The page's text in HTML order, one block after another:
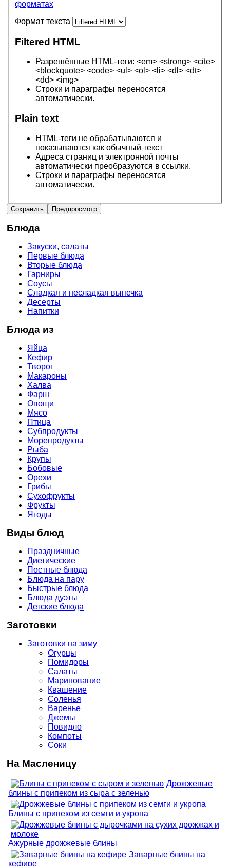
форматах
Формат текста
Filtered HTML
Разрешённые HTML-теги: <em> <strong> <cite>
<blockquote> <code> <ul> <ol> <li> <dl> <dt>
<dd> <img>
Строки и параграфы переносятся
автоматически.
Plain text
HTML-теги не обрабатываются и
показываются как обычный текст
Адреса страниц и электронной почты
автоматически преобразуются в ссылки.
Строки и параграфы переносятся
автоматически.
Блюда
Закуски, салаты
Первые блюда
Вторые блюда
Гарниры
Соусы
Сладкая и несладкая выпечка
Десерты
Напитки
Блюда из
Яйца
Кефир
Творог
Макароны
Халва
Фарш
Овощи
Мясо
Птица
Субпродукты
Морепродукты
Рыба
Крупы
Бобовые
Орехи
Грибы
Сухофрукты
Фрукты
Ягоды
Виды блюд
Праздничные
Диетические
Постные блюда
Блюда на пару
Быстрые блюда
Блюда дуэты
Детские блюда
Заготовки
Заготовки на зиму
Огурцы
Помидоры
Салаты
Маринование
Квашение
Соленья
Варенье
Джемы
Повидло
Компоты
Соки
На Масленицу
Дрожжевые
блины с припеком из сыра с зеленью
Блины с припеком из семги и укропа
Ажурные дрожжевые блины
Заварные блины на
кефире